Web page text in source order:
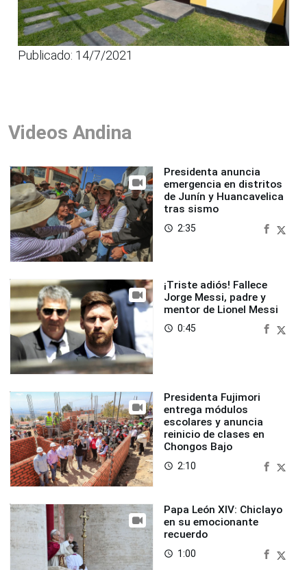
Publicado: 14/7/2021
Videos Andina
Presidenta anuncia
emergencia en distritos
de Junín y Huancavelica
tras sismo
access_time 2:35
¡Triste adiós! Fallece
Jorge Messi, padre y
mentor de Lionel Messi
access_time 0:45
Presidenta Fujimori
entrega módulos
escolares y anuncia
reinicio de clases en
Chongos Bajo
access_time 2:10
Papa León XIV: Chiclayo
en su emocionante
recuerdo
access_time 1:00